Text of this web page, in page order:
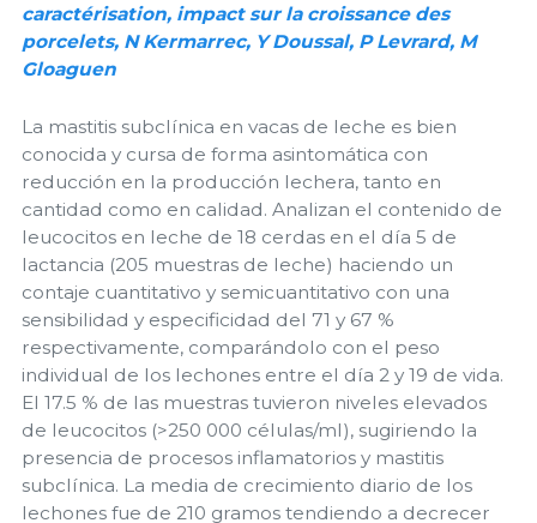
caractérisation, impact sur la croissance des
porcelets, N Kermarrec, Y Doussal, P Levrard, M
Gloaguen
La mastitis subclínica en vacas de leche es bien
conocida y cursa de forma asintomática con
reducción en la producción lechera, tanto en
cantidad como en calidad. Analizan el contenido de
leucocitos en leche de 18 cerdas en el día 5 de
lactancia (205 muestras de leche) haciendo un
contaje cuantitativo y semicuantitativo con una
sensibilidad y especificidad del 71 y 67 %
respectivamente, comparándolo con el peso
individual de los lechones entre el día 2 y 19 de vida.
El 17.5 % de las muestras tuvieron niveles elevados
de leucocitos (>250 000 células/ml), sugiriendo la
presencia de procesos inflamatorios y mastitis
subclínica. La media de crecimiento diario de los
lechones fue de 210 gramos tendiendo a decrecer